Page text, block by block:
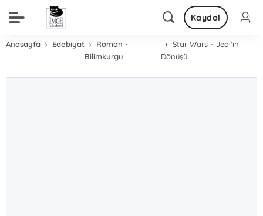
Kaydol
Anasayfa Edebiyat
Roman -
Bilimkurgu
Star Wars - Jedi'ın
Dönüşü